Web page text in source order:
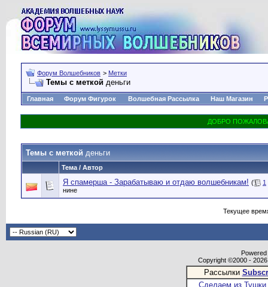
Форум Волшебников > Метки
Темы с меткой деньги
Главная Форум Фигурок Волшебная Рассылка Наш Магазин
Темы с меткой деньги
Тема / Автор
Я спамерша - Зарабатываю и отдаю волшебникам! (
1
нине
Текущее
Copyright ©2000 -
Рассылки
Сделаем из Тушки